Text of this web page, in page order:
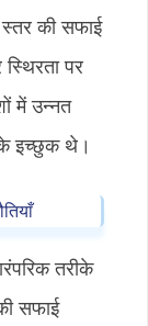
स्तर की सफाई
पर
में उन्नत
इच्छुक थे।
तरीके
सफाई